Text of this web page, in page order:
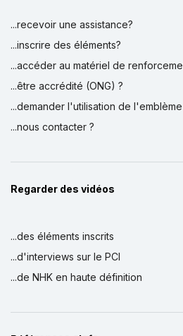
...recevoir une assistance?
...inscrire des éléments?
...accéder au matériel de
...être accrédité (ONG) ?
...demander l'utilisation de l'emblème
...nous contacter ?
Regarder des vidéos
...des éléments inscrits
...d'interviews sur le PCI
...de NHK en haute définition